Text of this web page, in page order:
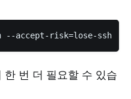
번 더 필요할 수 있습